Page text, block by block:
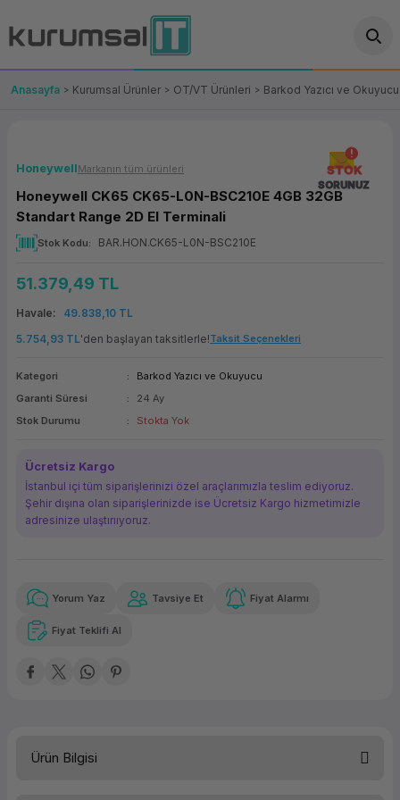
Geri Dön
Geri Dön
OT/VT Ürünleri
Fiş Yazıcı
Self Servis Ekranı
Panel PC
(Firewall)
Bileşenleri
Geri Dön
Makinesi
Makinesi
Geri Dön
Çözümleri
Geri Dön
Geri Dön
Bağlantı
Yedekleme
Geri Dön
Ürünler
Paketi
Anasayfa Kurumsal Ürünler OT/VT Ürünleri Barkod Yazıcı ve Okuyucu
STOK
SORUNUZ
HoneywellMarkanın tüm ürünleri
Honeywell CK65 CK65-L0N-BSC210E 4GB 32GB
Standart Range 2D El Terminali
Stok Kodu BAR.HON.CK65-L0N-BSC210E
51.379,49 TL
Havale
49.838,10 TL
5.754,93 TL'den başlayan taksitlerle!Taksit Seçenekleri
Kategori
Barkod Yazıcı ve Okuyucu
Garanti Süresi
24 Ay
Stok Durumu
Stokta Yok
Ücretsiz Kargo
İstanbul içi tüm siparişlerinizi özel araçlarımızla teslim ediyoruz.
Şehir dışına olan siparişlerinizde ise Ücretsiz Kargo hizmetimizle
adresinize ulaştırııyoruz.
Güvenilir Alışveriş
Kolay iade imkanı
5.754,93 TL
Yorum Yaz Tavsiye Et Fiyat Alarmı
Fiyat Teklifi Al
Ürün Bilgisi